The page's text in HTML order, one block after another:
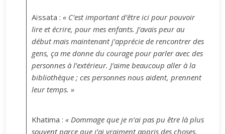
Aïssata : « C’est important d’être ici pour pouvoir
lire et écrire, pour mes enfants. J’avais peur au
début mais maintenant j’apprécie de rencontrer des
gens, ça me donne du courage pour parler avec des
personnes à l’extérieur. J’aime beaucoup aller à la
bibliothèque ; ces personnes nous aident, prennent
leur temps. »
Khatima : « Dommage que je n’ai pas pu être là plus
souvent parce que j’ai vraiment appris des choses.